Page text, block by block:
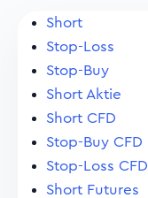
Short
Stop-Loss
Stop-Buy
Short Aktie
Short CFD
Stop-Buy CFD
Stop-Loss CFD
Short Futures